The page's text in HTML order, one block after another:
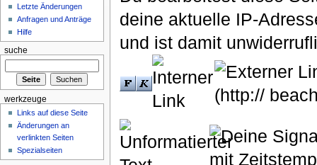
deine aktuelle IP-
und ist damit
Letzte Änderungen
Anfragen und Anträge
Hilfe
suche
werkzeuge
Links auf diese Seite
Änderungen an
verlinkten Seiten
Spezialseiten